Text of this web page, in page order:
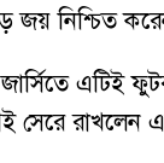
নিশ্চিত
এটিই
সেরে রাখলেন